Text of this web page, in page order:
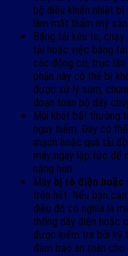
bộ điều khiển nhiệt
làm mất thẩm mỹ
Băng tải kêu to,
tải hoặc việc băng
các động cơ, trục lăn
phận này có thể bị
được xử lý sớm,
đoạn toàn bộ dây
Mùi khét bất thường
nguy hiểm. Đây có
mạch hoặc quá tải
máy ngay lập tức để
nặng hơn.
Máy bị rò điện
trên hết. Nếu bạn
điều đó có nghĩa là
thống dây điện hoặc
được kiểm tra bởi kỹ
đảm bảo an toàn